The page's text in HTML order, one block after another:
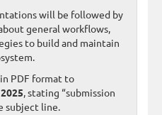
will be followed by
general workflows,
to build and maintain
PDF format to
, stating “submission
subject line.